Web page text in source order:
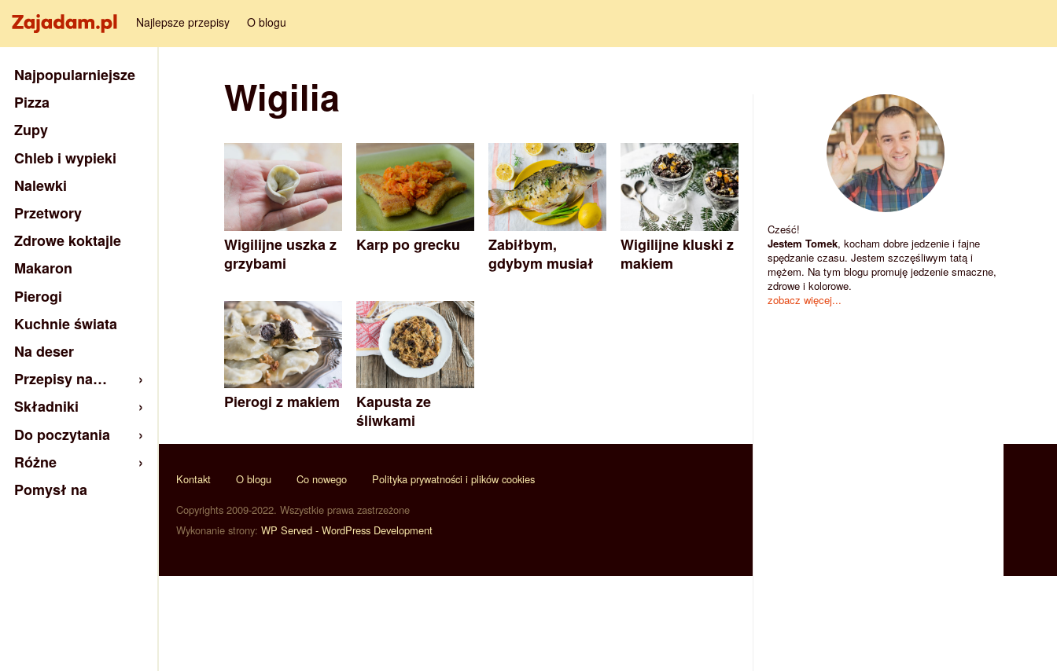
Najlepsze przepisy O blogu
Wigilia
Wigilijne uszka z
grzybami
Karp po grecku
Zabiłbym,
gdybym musiał
Wigilijne kluski z
makiem
Pierogi z makiem
Kapusta ze
śliwkami
Najpopularniejsze
Pizza
Zupy
Chleb i wypieki
Nalewki
Przetwory
Zdrowe koktajle
Makaron
Pierogi
Kuchnie świata
Na deser
Przepisy na…
Składniki
Do poczytania
Różne
Pomysł na
Cześć!
Jestem Tomek, kocham dobre jedzenie i fajne
spędzanie czasu. Jestem szczęśliwym tatą i
mężem. Na tym blogu promuję jedzenie smaczne,
zdrowe i kolorowe.
zobacz więcej...
Kontakt O blogu Co nowego Polityka prywatności i plików cookies
Copyrights 2009-2022. Wszystkie prawa zastrzeżone
Wykonanie strony: WP Served - WordPress Development